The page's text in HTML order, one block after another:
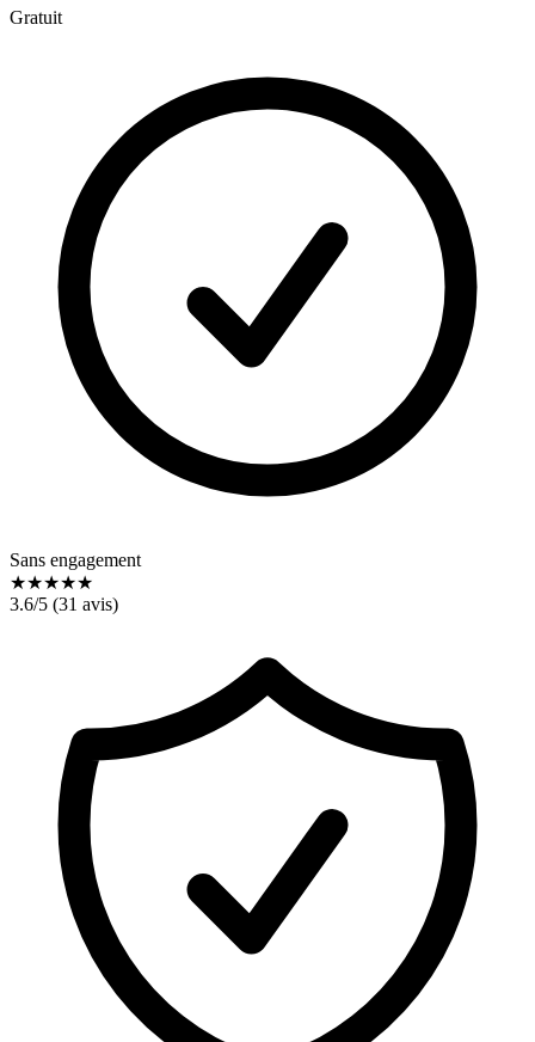
Gratuit
Sans engagement
★★★★★
3.6/5 (31 avis)